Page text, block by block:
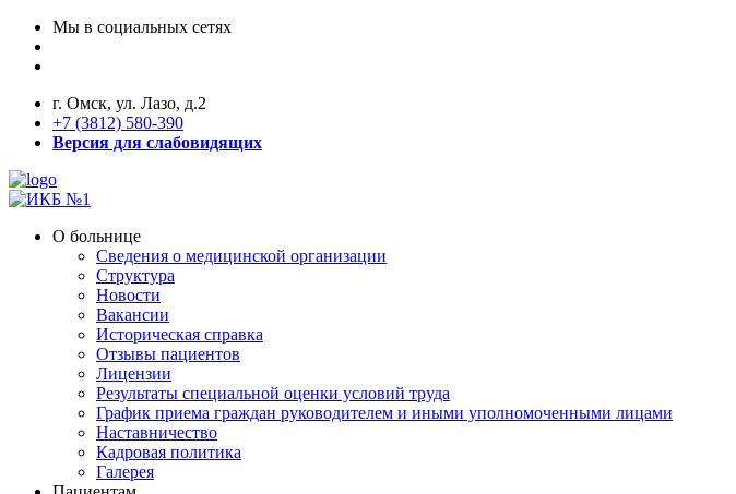
Мы в социальных сетях
г. Омск, ул. Лазо, д.2
+7 (3812) 580-390
Версия для слабовидящих
О больнице
Сведения о медицинской организации
Структура
Новости
Вакансии
Историческая справка
Отзывы пациентов
Лицензии
Результаты специальной оценки условий труда
График приема граждан руководителем и иными уполномоченными лицами
Наставничество
Кадровая политика
Галерея